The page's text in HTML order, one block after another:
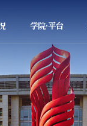
学院·平台